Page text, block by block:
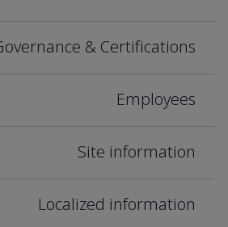
& Certifications
Employees
Site information
Localized information